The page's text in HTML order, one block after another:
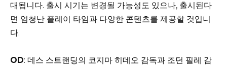
대됩니다. 출시 시기는 변경될 가능성도 있으나, 출시된다
면 엄청난 플레이 타임과 다양한 콘텐츠를 제공할 것입니
다.
OD: 데스 스트랜딩의 코지마 히데오 감독과 조던 필레 감